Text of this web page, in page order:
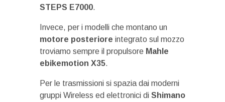
STEPS E7000.
Invece, per i modelli che montano un
motore posteriore integrato sul mozzo
troviamo sempre il propulsore Mahle
ebikemotion X35.
Per le trasmissioni si spazia dai moderni
gruppi Wireless ed elettronici di Shimano